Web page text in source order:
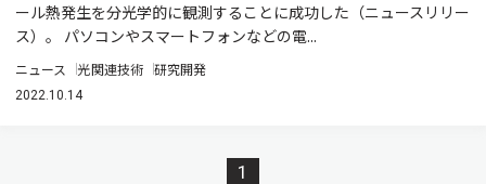
ール熱発生を分光学的に観測することに成功した（ニュースリリー
ス）。 パソコンやスマートフォンなどの電...
ニュース 光関連技術 研究開発
2022.10.14
1